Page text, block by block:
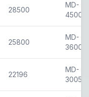
28500
MD-
4500
25800
MD-
3600
22196
MD-
3005